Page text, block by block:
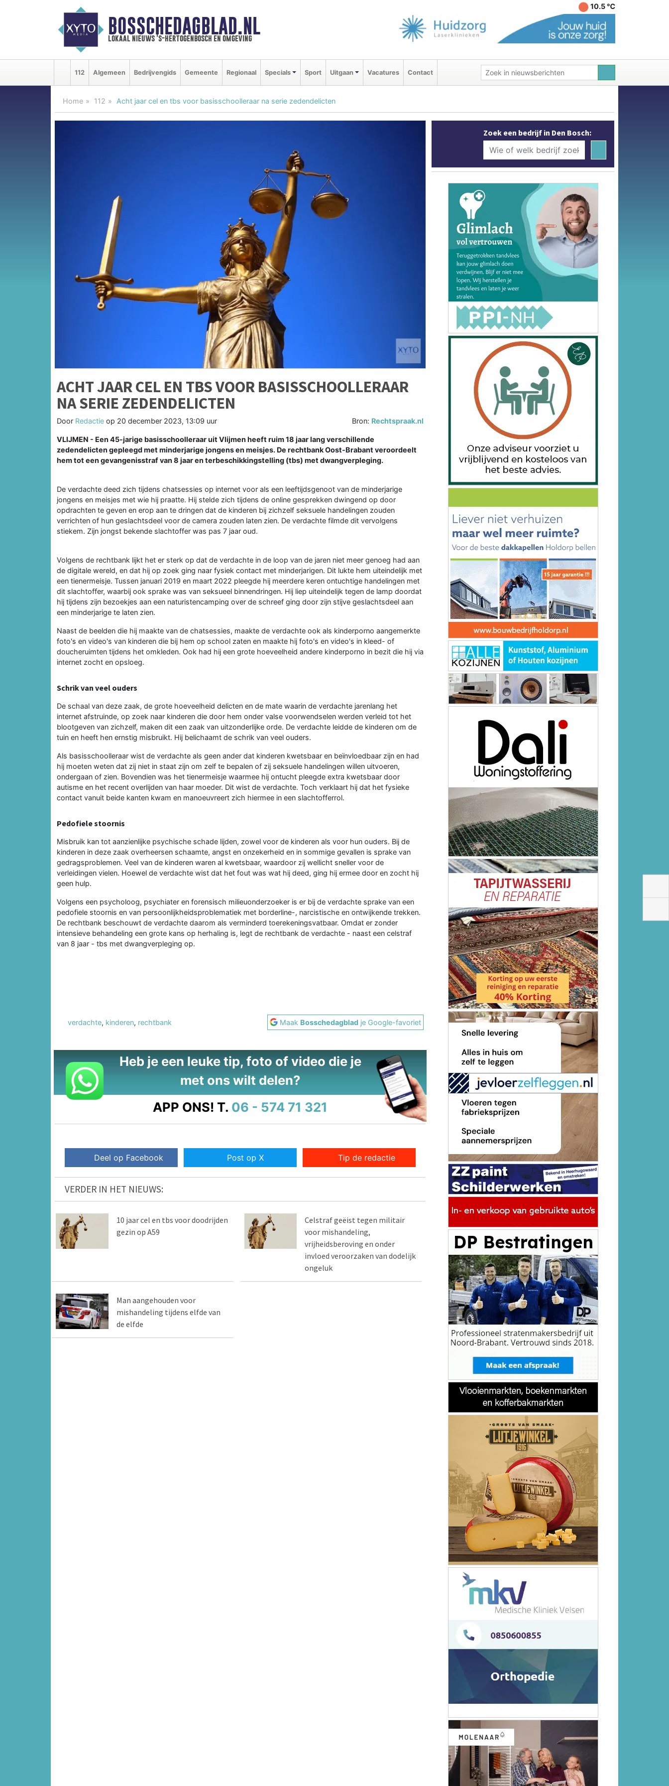
BOSSCHEDAGBLAD.NL
lokaal nieuws 's-hertogenbosch en omgeving
10.5 ℃
112 Algemeen Bedrijvengids Gemeente Regionaal Specials Sport Uitgaan Vacatures Contact
Home 112 Acht jaar cel en tbs voor basisschoolleraar na serie zedendelicten
ACHT JAAR CEL EN TBS VOOR BASISSCHOOLLERAAR
NA SERIE ZEDENDELICTEN
Door Redactie op 20 december 2023, 13:09 uur Bron: Rechtspraak.nl
VLIJMEN - Een 45-jarige basisschoolleraar uit Vlijmen heeft ruim 18 jaar lang verschillende
zedendelicten gepleegd met minderjarige jongens en meisjes. De rechtbank Oost-Brabant veroordeelt
hem tot een gevangenisstraf van 8 jaar en terbeschikkingstelling (tbs) met dwangverpleging.
De verdachte deed zich tijdens chatsessies op internet voor als een leeftijdsgenoot van de minderjarige
jongens en meisjes met wie hij praatte. Hij stelde zich tijdens de online gesprekken dwingend op door
opdrachten te geven en erop aan te dringen dat de kinderen bij zichzelf seksuele handelingen zouden
verrichten of hun geslachtsdeel voor de camera zouden laten zien. De verdachte filmde dit vervolgens
stiekem. Zijn jongst bekende slachtoffer was pas 7 jaar oud.
Volgens de rechtbank lijkt het er sterk op dat de verdachte in de loop van de jaren niet meer genoeg had aan
de digitale wereld, en dat hij op zoek ging naar fysiek contact met minderjarigen. Dit lukte hem uiteindelijk met
een tienermeisje. Tussen januari 2019 en maart 2022 pleegde hij meerdere keren ontuchtige handelingen met
dit slachtoffer, waarbij ook sprake was van seksueel binnendringen. Hij liep uiteindelijk tegen de lamp doordat
hij tijdens zijn bezoekjes aan een naturistencamping over de schreef ging door zijn stijve geslachtsdeel aan
een minderjarige te laten zien.
Naast de beelden die hij maakte van de chatsessies, maakte de verdachte ook als kinderporno aangemerkte
foto's en video's van kinderen die bij hem op school zaten en maakte hij foto's en video's in kleed- of
doucheruimten tijdens het omkleden. Ook had hij een grote hoeveelheid andere kinderporno in bezit die hij via
internet zocht en opsloeg.
Schrik van veel ouders
De schaal van deze zaak, de grote hoeveelheid delicten en de mate waarin de verdachte jarenlang het
internet afstruinde, op zoek naar kinderen die door hem onder valse voorwendselen werden verleid tot het
blootgeven van zichzelf, maken dit een zaak van uitzonderlijke orde. De verdachte leidde de kinderen om de
tuin en heeft hen ernstig misbruikt. Hij belichaamt de schrik van veel ouders.
Als basisschoolleraar wist de verdachte als geen ander dat kinderen kwetsbaar en beïnvloedbaar zijn en had
hij moeten weten dat zij niet in staat zijn om zelf te bepalen of zij seksuele handelingen willen uitvoeren,
ondergaan of zien. Bovendien was het tienermeisje waarmee hij ontucht pleegde extra kwetsbaar door
autisme en het recent overlijden van haar moeder. Dit wist de verdachte. Toch verklaart hij dat het fysieke
contact vanuit beide kanten kwam en manoeuvreert zich hiermee in een slachtofferrol.
Pedofiele stoornis
Misbruik kan tot aanzienlijke psychische schade lijden, zowel voor de kinderen als voor hun ouders. Bij de
kinderen in deze zaak overheersen schaamte, angst en onzekerheid en in sommige gevallen is sprake van
gedragsproblemen. Veel van de kinderen waren al kwetsbaar, waardoor zij wellicht sneller voor de
verleidingen vielen. Hoewel de verdachte wist dat het fout was wat hij deed, ging hij ermee door en zocht hij
geen hulp.
Volgens een psycholoog, psychiater en forensisch milieuonderzoeker is er bij de verdachte sprake van een
pedofiele stoornis en van persoonlijkheidsproblematiek met borderline-, narcistische en ontwijkende trekken.
De rechtbank beschouwt de verdachte daarom als verminderd toerekeningsvatbaar. Omdat er zonder
intensieve behandeling een grote kans op herhaling is, legt de rechtbank de verdachte - naast een celstraf
van 8 jaar - tbs met dwangverpleging op.
verdachte, kinderen, rechtbank Maak Bosschedagblad je Google-favoriet
Heb je een leuke tip, foto of video die je
met ons wilt delen?
APP ONS! T. 06 - 574 71 321
Deel op Facebook Post op X Tip de redactie
VERDER IN HET NIEUWS:
10 jaar cel en tbs voor doodrijden
gezin op A59
Celstraf geëist tegen militair
voor mishandeling,
vrijheidsberoving en onder
invloed veroorzaken van dodelijk
ongeluk
Man aangehouden voor
mishandeling tijdens elfde van
de elfde
Zoek een bedrijf in Den Bosch: